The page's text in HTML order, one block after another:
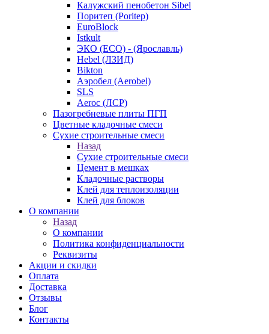
Калужский пенобетон Sibel
Поритеп (Poritep)
EuroBlock
Istkult
ЭКО (ECO) - (Ярославль)
Hebel (ЛЗИД)
Bikton
Аэробел (Aerobel)
SLS
Aeroc (ЛСР)
Пазогребневые плиты ПГП
Цветные кладочные смеси
Сухие строительные смеси
Назад
Сухие строительные смеси
Цемент в мешках
Кладочные растворы
Клей для теплоизоляции
Клей для блоков
О компании
Назад
О компании
Политика конфиденциальности
Реквизиты
Акции и скидки
Оплата
Доставка
Отзывы
Блог
Контакты